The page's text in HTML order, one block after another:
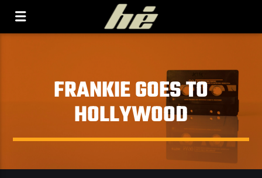
FRANKIE GOES TO
HOLLYWOOD